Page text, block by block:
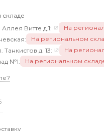
Витте д.1:
На
На региональном
Танкистов д. 13:
На
№1:
На региональном